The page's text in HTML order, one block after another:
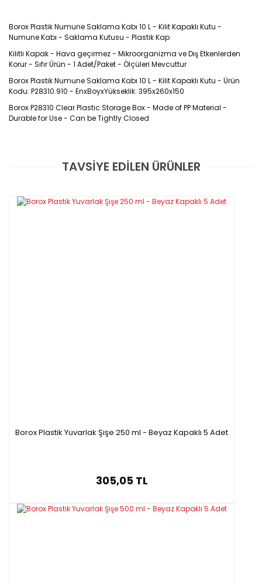
Borox Plastik Numune Saklama Kabı 10 L - Kilit Kapaklı Kutu -
Numune Kabı - Saklama Kutusu - Plastik Kap
Kilitli Kapak - Hava geçirmez - Mikroorganizma ve Dış Etkenlerden
Korur - Sıfır Ürün - 1 Adet/Paket - Ölçüleri Mevcuttur
Borox Plastik Numune Saklama Kabı 10 L - Kilit Kapaklı Kutu - Ürün
Kodu: P28310.910 - EnxBoyxYükseklik: 395x260x150
Borox P28310 Clear Plastic Storage Box - Made of PP Material -
Durable for Use - Can be Tightly Closed
Bu ürüne ilk yorumu siz yapın!
Yorum Yaz
-Laboratuvar veya üretim alanlarınızda numune saklamak
-Şeffaf rengi sayesinde kap üzerine istediğiniz gibi not alabilir
TAVSİYE EDİLEN ÜRÜNLER
Borox Plastik Yuvarlak Şişe 250 ml - Beyaz Kapaklı 5 Adet
305,05 TL